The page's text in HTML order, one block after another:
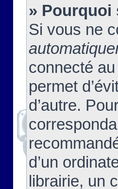
» Pourquoi
Si vous ne
connecté
permet
d’autre.
d’un
librairie, un